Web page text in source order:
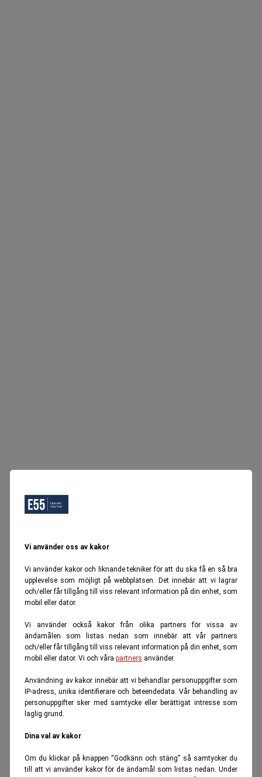
Vi använder oss av kakor
Vi använder kakor och liknande tekniker för att du ska få en så bra
upplevelse som möjligt på webbplatsen. Det innebär att vi lagrar
och/eller får tillgång till viss relevant information på din enhet, som
mobil eller dator.
Vi använder också kakor från olika partners för vissa av
ändamålen som listas nedan som innebär att vår partners
och/eller får tillgång till viss relevant information på din enhet, som
mobil eller dator. Vi och våra partners använder.
Användning av kakor innebär att vi behandlar personuppgifter som
IP-adress, unika identifierare och beteendedata. Vår behandling av
personuppgifter sker med samtycke eller berättigat intresse som
laglig grund.
Dina val av kakor
Om du klickar på knappen “Godkänn och stäng” så samtycker du
till att vi använder kakor för de ändamål som listas nedan. Under